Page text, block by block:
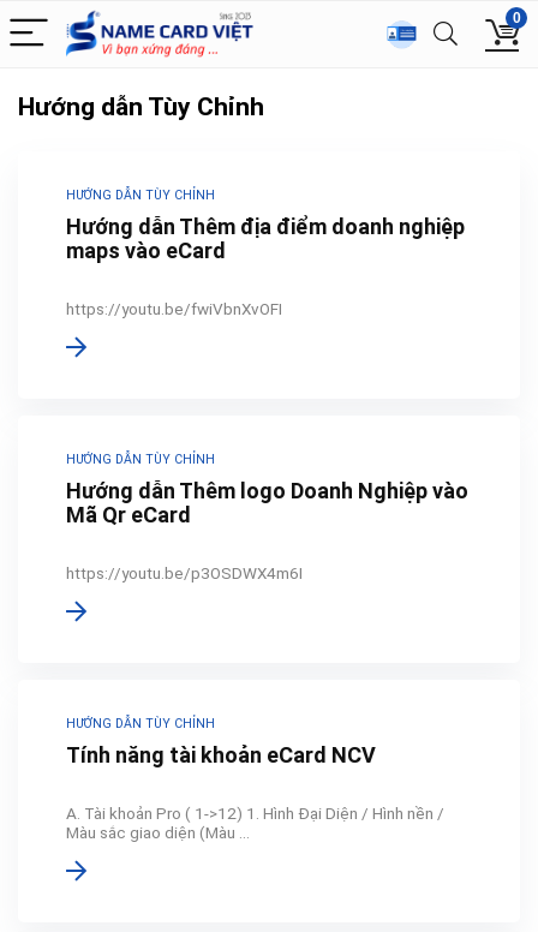
0
Hướng dẫn Tùy Chỉnh
HƯỚNG DẪN TÙY CHỈNH
Hướng dẫn Thêm địa điểm doanh nghiệp
maps vào eCard
https://youtu.be/fwiVbnXvOFI
HƯỚNG DẪN TÙY CHỈNH
Hướng dẫn Thêm logo Doanh Nghiệp vào
Mã Qr eCard
https://youtu.be/p3OSDWX4m6I
HƯỚNG DẪN TÙY CHỈNH
Tính năng tài khoản eCard NCV
A. Tài khoản Pro ( 1->12) 1. Hình Đại Diện / Hình nền /
Màu sắc giao diện (Màu ...